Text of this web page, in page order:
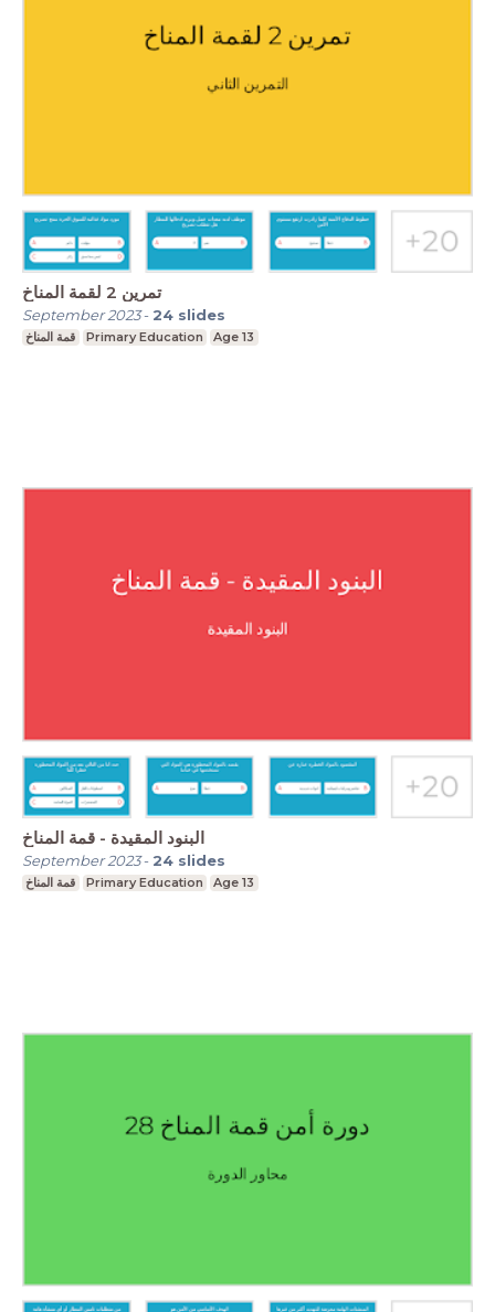
تمرين 2 لقمة المناخ
September 2023- 24 slides
قمة المناخ Primary Education Age 13
البنود المقيدة - قمة المناخ
September 2023- 24 slides
قمة المناخ Primary Education Age 13